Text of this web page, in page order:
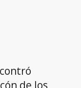
de los